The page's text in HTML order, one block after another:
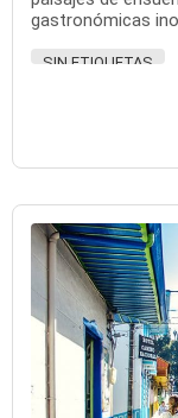
gastronómicas
SIN ETIQUETAS